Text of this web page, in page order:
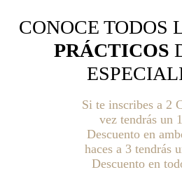
CONOCE TODOS
PRÁCTICOS
Si te inscribes a 2
vez tendrás un
Descuento en
haces a 3 tendrás
Descuento en